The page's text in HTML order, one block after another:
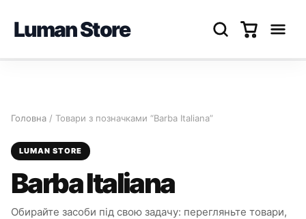
Luman Store
Головна / Товари з позначками “Barba Italiana”
LUMAN STORE
Barba Italiana
Обирайте засоби під свою задачу: перегляньте товари,